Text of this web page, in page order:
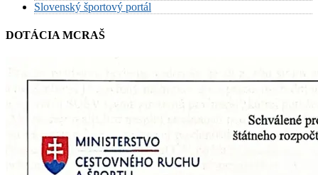
Slovenský športový portál
DOTÁCIA MCRAŠ